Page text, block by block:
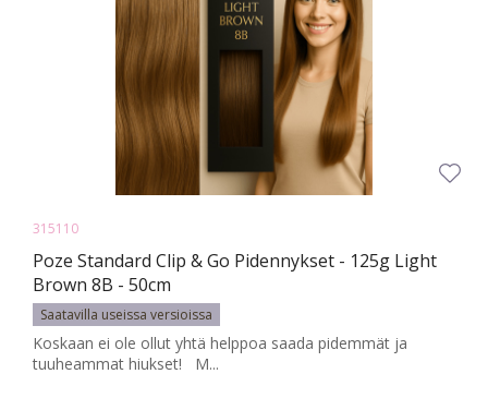
315110
Poze Standard Clip & Go Pidennykset - 125g Light
Brown 8B - 50cm
Saatavilla useissa versioissa
Koskaan ei ole ollut yhtä helppoa saada pidemmät ja
tuuheammat hiukset! M...